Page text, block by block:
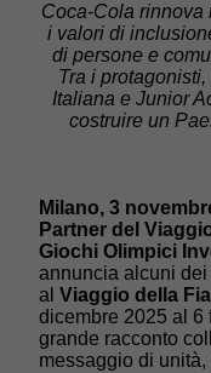
Coca-Cola rinnova
i valori di
di persone e
Tra i
Italiana e Junior
costruire un
Milano, 3
Partner del
Giochi Olimpici
annuncia alcuni
al Viaggio della
dicembre 2025 al 6
grande racconto
messaggio di